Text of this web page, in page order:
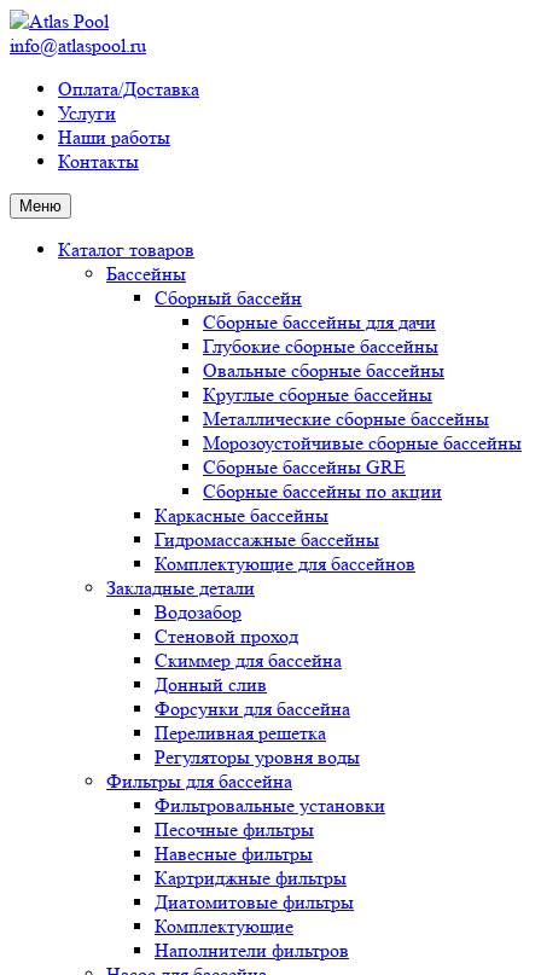
info@atlaspool.ru
Оплата/Доставка
Услуги
Наши работы
Контакты
Меню
Каталог товаров
Бассейны
Сборный бассейн
Сборные бассейны для дачи
Глубокие сборные бассейны
Овальные сборные бассейны
Круглые сборные бассейны
Металлические сборные бассейны
Морозоустойчивые сборные бассейны
Сборные бассейны GRE
Сборные бассейны по акции
Каркасные бассейны
Гидромассажные бассейны
Комплектующие для бассейнов
Закладные детали
Водозабор
Стеновой проход
Скиммер для бассейна
Донный слив
Форсунки для бассейна
Переливная решетка
Регуляторы уровня воды
Фильтры для бассейна
Фильтровальные установки
Песочные фильтры
Навесные фильтры
Картриджные фильтры
Диатомитовые фильтры
Комплектующие
Наполнители фильтров